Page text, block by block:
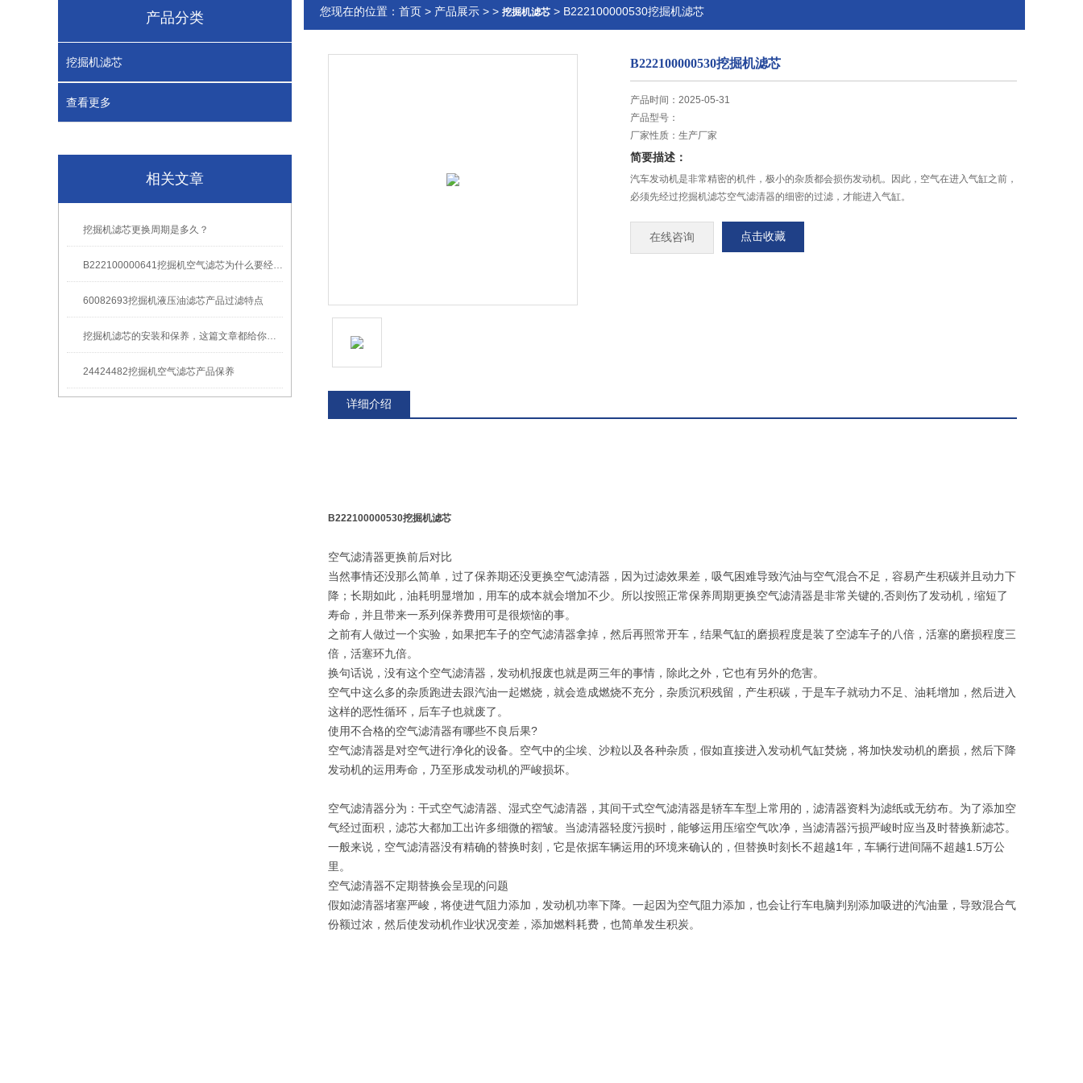
产品分类
挖掘机滤芯
查看更多
相关文章
挖掘机滤芯更换周期是多久？
B222100000641挖掘机空气滤芯为什么要经常更换？
60082693挖掘机液压油滤芯产品过滤特点
挖掘机滤芯的安装和保养，这篇文章都给你安排明白了
24424482挖掘机空气滤芯产品保养
您现在的位置： 首页 > 产品展示 > > 挖掘机滤芯 > B222100000530挖掘机滤芯
B222100000530挖掘机滤芯
产品时间：2025-05-31
产品型号：
厂家性质： 生产厂家
简要描述：
汽车发动机是非常精密的机件，极小的杂质都会损伤发动机。因此，空气在进入气缸之前，
必须先经过挖掘机滤芯空气滤清器的细密的过滤，才能进入气缸。
在线咨询 点击收藏
详细介绍
B222100000530挖掘机滤芯
空气滤清器更换前后对比
当然事情还没那么简单，过了保养期还没更换空气滤清器，因为过滤效果差，吸气困难导致汽油与空气混合不足，容易产生积碳并且动力下
降；长期如此，油耗明显增加，用车的成本就会增加不少。所以按照正常保养周期更换空气滤清器是非常关键的,否则伤了发动机，缩短了
寿命，并且带来一系列保养费用可是很烦恼的事。
之前有人做过一个实验，如果把车子的空气滤清器拿掉，然后再照常开车，结果气缸的磨损程度是装了空滤车子的八倍，活塞的磨损程度三
倍，活塞环九倍。
换句话说，没有这个空气滤清器，发动机报废也就是两三年的事情，除此之外，它也有另外的危害。
空气中这么多的杂质跑进去跟汽油一起燃烧，就会造成燃烧不充分，杂质沉积残留，产生积碳，于是车子就动力不足、油耗增加，然后进入
这样的恶性循环，后车子也就废了。
使用不合格的空气滤清器有哪些不良后果?
空气滤清器是对空气进行净化的设备。空气中的尘埃、沙粒以及各种杂质，假如直接进入发动机气缸焚烧，将加快发动机的磨损，然后下降
发动机的运用寿命，乃至形成发动机的严峻损坏。
空气滤清器分为：干式空气滤清器、湿式空气滤清器，其间干式空气滤清器是轿车车型上常用的，滤清器资料为滤纸或无纺布。为了添加空
气经过面积，滤芯大都加工出许多细微的褶皱。当滤清器轻度污损时，能够运用压缩空气吹净，当滤清器污损严峻时应当及时替换新滤芯。
一般来说，空气滤清器没有精确的替换时刻，它是依据车辆运用的环境来确认的，但替换时刻长不超越1年，车辆行进间隔不超越1.5万公
里。
空气滤清器不定期替换会呈现的问题
假如滤清器堵塞严峻，将使进气阻力添加，发动机功率下降。一起因为空气阻力添加，也会让行车电脑判别添加吸进的汽油量，导致混合气
份额过浓，然后使发动机作业状况变差，添加燃料耗费，也简单发生积炭。